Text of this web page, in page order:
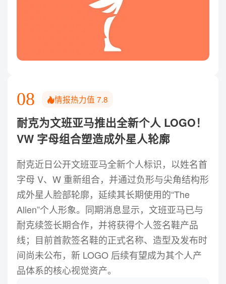
08 情报热力值7.8
耐克为文班亚马推出全新个人 LOGO！
VW 字母组合塑造成外星人轮廓
耐克近日公开文班亚马全新个人标识，以姓名首
字母 V、W 重新组合，并通过负形与尖角结构形
成外星人脸部轮廓，延续其长期使用的“The
Alien”个人形象。同期消息显示，文班亚马已与
耐克续签长期合作，并将获得个人签名鞋产品
线；目前首款签名鞋的正式名称、造型及发布时
间尚未公布，新 LOGO 后续有望成为其个人产
品体系的核心视觉资产。